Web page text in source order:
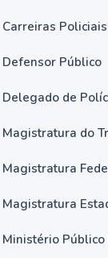
Carreiras Policiais
Defensor Público
Delegado de
Magistratura do
Magistratura
Magistratura
Ministério